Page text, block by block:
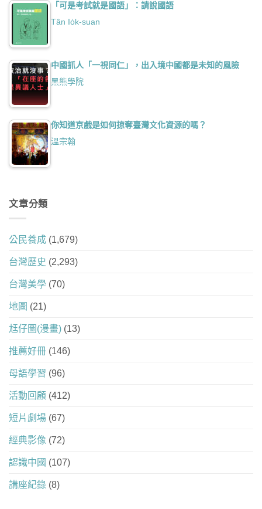
「可是考試就是國語」：請說國語
Tân Io̍k-suan
中國抓人「一視同仁」，出入境中國都是未知的風險
黑熊學院
你知道京戲是如何掠奪臺灣文化資源的嗎？
溫宗翰
文章分類
公民養成 (1,679)
台灣歷史 (2,293)
台灣美學 (70)
地圖 (21)
尪仔圖(漫畫) (13)
推薦好冊 (146)
母語學習 (96)
活動回顧 (412)
短片劇場 (67)
經典影像 (72)
認識中國 (107)
講座紀錄 (8)